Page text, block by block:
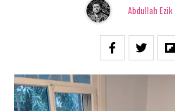
Abdullah Ezik